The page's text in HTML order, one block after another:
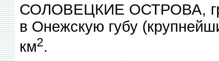
СОЛОВЕЦКИЕ ОСТРОВА,
в Онежскую губу
км2.